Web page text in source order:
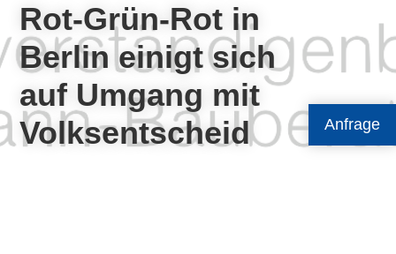
Anfrage
Rot-Grün-Rot in
Berlin einigt sich
auf Umgang mit
Volksentscheid